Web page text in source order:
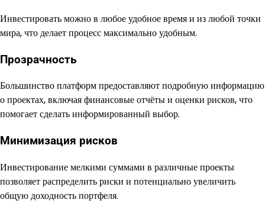
Инвестировать можно в любое удобное время и из любой точки
мира, что делает процесс максимально удобным.
Прозрачность
Большинство платформ предоставляют подробную информацию
о проектах, включая финансовые отчёты и оценки рисков, что
помогает сделать информированный выбор.
Минимизация рисков
Инвестирование мелкими суммами в различные проекты
позволяет распределить риски и потенциально увеличить
общую доходность портфеля.